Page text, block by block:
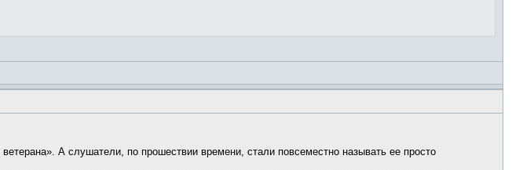
А слушатели, по прошествии времени, стали повсеместно называть ее просто